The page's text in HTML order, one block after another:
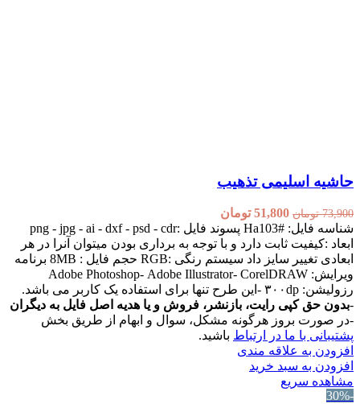
حاشیه اسلیمی تذهیب
73,900 تومان 51,800 تومان
شناسه فایل: #Ha103 پسوند فایل :png - jpg - ai - dxf - psd - cdr
ابعاد :کیفیت ثابت دارد و با توجه به برداری بودن میتوان آنرا در هر
ابعادی تغییر سایز داد سیستم رنگی :RGB حجم فایل : 8MB برنامه
ویرایش: Adobe Photoshop- Adobe Illustrator- CorelDRAW
رزولیشن: ۳۰۰dp -این طرح تنها برای استفاده یک کاربر می باشد.
-بدون حق کپی رایت، بازنشر، فروش و یا هدیه اصل فایل به دیگران
-در صورت بروز هرگونه مشکل، سوال و ابهام از طریق بخش
پشتیبانی با ما در ارتباطباشید.
افزودن به علاقه مندی
افزودن به سبد خرید
مشاهده سریع
-30%